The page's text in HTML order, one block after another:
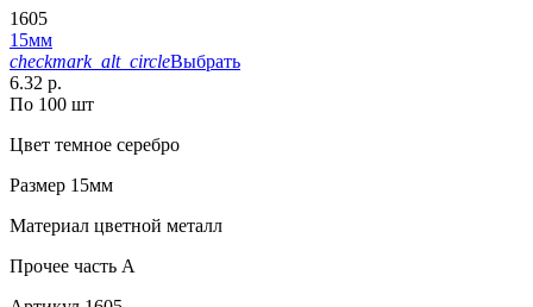
1605
15мм
checkmark_alt_circleВыбрать
6.32 р.
По 100 шт
Цвет темное серебро
Размер 15мм
Материал цветной металл
Прочее часть A